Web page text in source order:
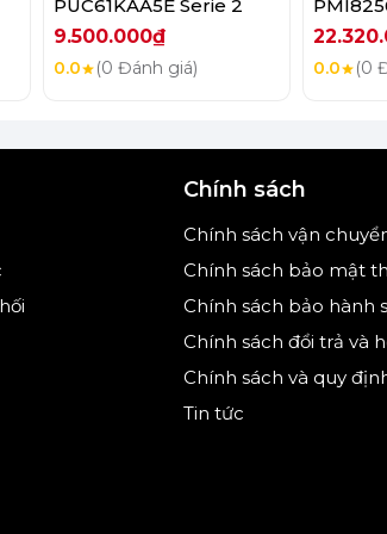
họa)
PUC61KAA5E Serie 2
9.500.000₫
0.0 (0 Đánh giá) 0.0 (0
Chính sách
Chính sách vận
Chính sách bảo mật
Chính sách bảo hành
Chính sách đổi trả và
Chính sách và quy
Tin tức